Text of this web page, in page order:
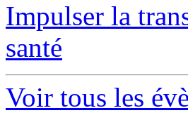
Impulser la
santé
Voir tous les